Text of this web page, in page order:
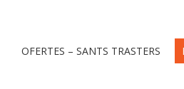
OFERTES – SANTS TRASTERS